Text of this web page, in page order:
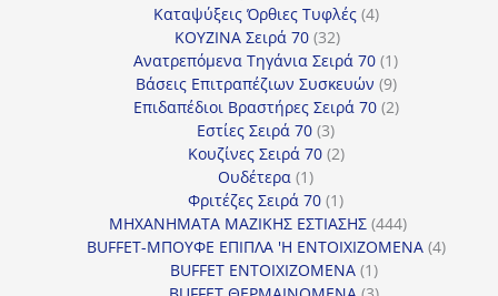
προϊόντα
Καταψύξεις Όρθιες Τυφλές 44
ΚΟΥΖΙΝΑ Σειρά 70 3232
προϊόντα
Ανατρεπόμενα Τηγάνια Σειρά 70 11
προϊόν
Βάσεις Επιτραπέζιων Συσκευών 99
προϊόντα
Επιδαπέδιοι Βραστήρες Σειρά 70 22
Εστίες Σειρά 70 33
προϊόντα
Κουζίνες Σειρά 70 22
Ουδέτερα 11
προϊόν
Φριτέζες Σειρά 70 11
προϊόν
ΜΗΧΑΝΗΜΑΤΑ ΜΑΖΙΚΗΣ ΕΣΤΙΑΣΗΣ 444444
προϊόντα
BUFFET-ΜΠΟΥΦΕ ΕΠΙΠΛΑ 'Η ΕΝΤΟΙΧΙΖΟΜΕΝΑ 44
BUFFET ΕΝΤΟΙΧΙΖΟΜΕΝΑ 11
προϊόν
3